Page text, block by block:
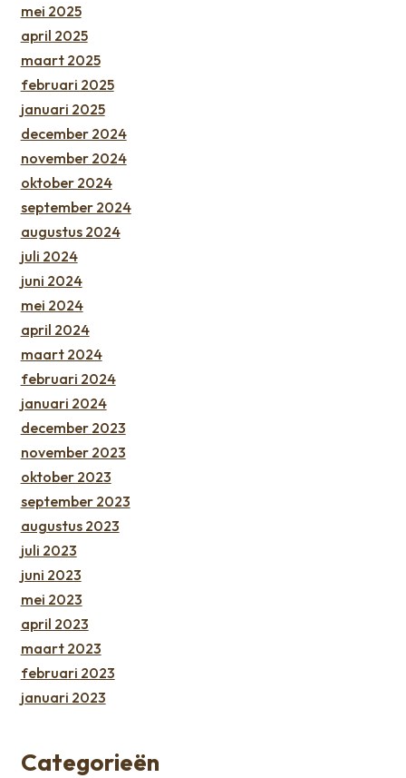
mei 2025
april 2025
maart 2025
februari 2025
januari 2025
december 2024
november 2024
oktober 2024
september 2024
augustus 2024
juli 2024
juni 2024
mei 2024
april 2024
maart 2024
februari 2024
januari 2024
december 2023
november 2023
oktober 2023
september 2023
augustus 2023
juli 2023
juni 2023
mei 2023
april 2023
maart 2023
februari 2023
januari 2023
Categorieën